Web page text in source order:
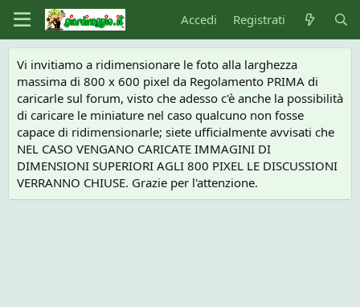
Accedi Registrati
Vi invitiamo a ridimensionare le foto alla larghezza
massima di 800 x 600 pixel da Regolamento PRIMA di
caricarle sul forum, visto che adesso c'è anche la possibilità
di caricare le miniature nel caso qualcuno non fosse
capace di ridimensionarle; siete ufficialmente avvisati che
NEL CASO VENGANO CARICATE IMMAGINI DI
DIMENSIONI SUPERIORI AGLI 800 PIXEL LE DISCUSSIONI
VERRANNO CHIUSE. Grazie per l'attenzione.